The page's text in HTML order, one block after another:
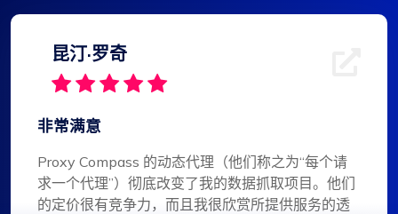
昆汀·罗奇
非常满意
Proxy Compass 的动态代理（他们称之为“每个请
求一个代理”）彻底改变了我的数据抓取项目。他们
的定价很有竞争力，而且我很欣赏所提供服务的透